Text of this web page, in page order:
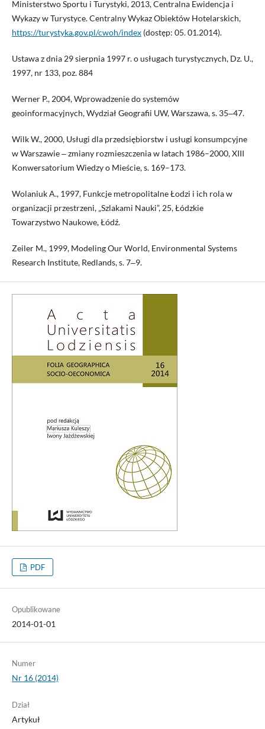
Ministerstwo Sportu i Turystyki, 2013, Centralna Ewidencja i
Wykazy w Turystyce. Centralny Wykaz Obiektów Hotelarskich,
https://turystyka.gov.pl/cwoh/index(dostęp: 05. 01.2014).
Ustawa z dnia 29 sierpnia 1997 r. o usługach turystycznych, Dz. U.,
1997, nr 133, poz. 884
Werner P., 2004, Wprowadzenie do systemów
geoinformacyjnych, Wydział Geografii UW, Warszawa, s. 35‒47.
Wilk W., 2000, Usługi dla przedsiębiorstw i usługi konsumpcyjne
w Warszawie ‒ zmiany rozmieszczenia w latach 1986–2000, XIII
Konwersatorium Wiedzy o Mieście, s. 169–173.
Wolaniuk A., 1997, Funkcje metropolitalne Łodzi i ich rola w
organizacji przestrzeni, „Szlakami Nauki”, 25, Łódzkie
Towarzystwo Naukowe, Łódź.
Zeiler M., 1999, Modeling Our World, Environmental Systems
Research Institute, Redlands, s. 7‒9.
PDF
Opublikowane
2014-01-01
Numer
Nr 16 (2014)
Dział
Artykuł